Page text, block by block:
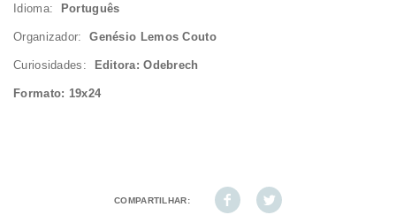
Idioma: Português
Organizador:Genésio Lemos Couto
Curiosidades: Editora: Odebrech
Formato: 19x24
COMPARTILHAR: